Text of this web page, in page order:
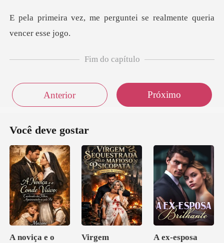
perguntei se realmente
Fim do capítulo
Anterior Próximo
Você deve gostar
A noviça e o
Virgem
A ex-esposa